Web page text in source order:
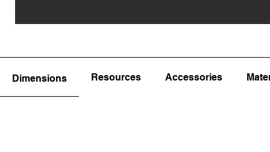
Dimensions Resources Accessories